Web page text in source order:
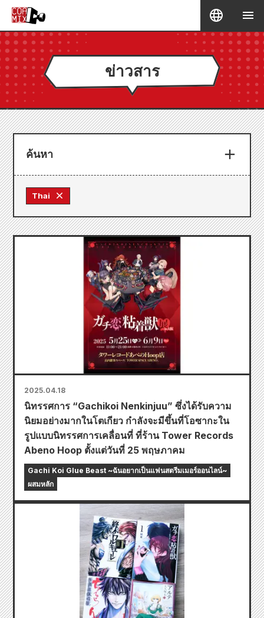
ข่าวสาร
ค้นหา
Thai
2025.04.18
นิทรรศการ “Gachikoi Nenkinjuu” ซึ่งได้รับความ
นิยมอย่างมากในโตเกียว กำลังจะมีขึ้นที่โอซากะใน
รูปแบบนิทรรศการเคลื่อนที่ ที่ร้าน Tower Records
Abeno Hoop ตั้งแต่วันที่ 25 พฤษภาคม
Gachi Koi Glue Beast ~ฉันอยากเป็นแฟนสตรีมเมอร์ออนไลน์~
ผสมหลัก